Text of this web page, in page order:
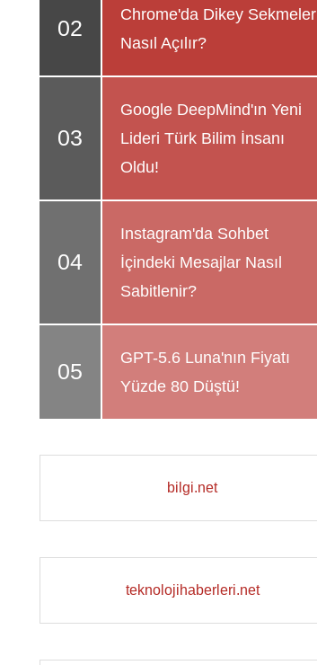
Chrome'da Dikey Sekmeler
Nasıl Açılır?
Google DeepMind'ın Yeni
Lideri Türk Bilim İnsanı
Oldu!
Instagram'da Sohbet
İçindeki Mesajlar Nasıl
Sabitlenir?
GPT-5.6 Luna'nın Fiyatı
Yüzde 80 Düştü!
bilgi.net
teknolojihaberleri.net